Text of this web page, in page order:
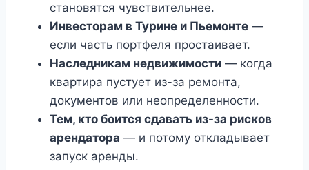
становятся чувствительнее.
Инвесторам в Турине и Пьемонте —
если часть портфеля простаивает.
Наследникам недвижимости — когда
квартира пустует из-за ремонта,
документов или неопределенности.
Тем, кто боится сдавать из-за рисков
арендатора — и потому откладывает
запуск аренды.